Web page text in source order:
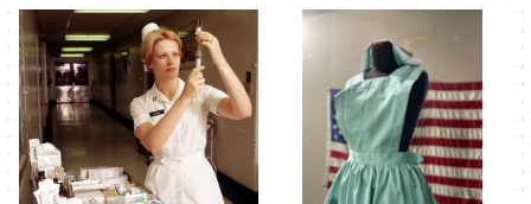
軍 アメリカ軍 女性制服
スカート